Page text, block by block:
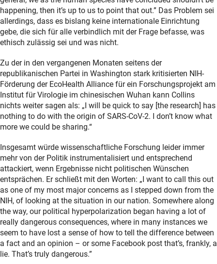
happening, then it’s up to us to point that out.” Das Problem sei
allerdings, dass es bislang keine internationale Einrichtung
gebe, die sich für alle verbindlich mit der Frage befasse, was
ethisch zulässig sei und was nicht.
Zu der in den vergangenen Monaten seitens der
republikanischen Partei in Washington stark kritisierten NIH-
Förderung der EcoHealth Alliance für ein Forschungsprojekt am
Institut für Virologie im chinesischen Wuhan kann Collins
nichts weiter sagen als: „I will be quick to say [the research] has
nothing to do with the origin of SARS-CoV-2. I don’t know what
more we could be sharing.“
Insgesamt würde wissenschaftliche Forschung leider immer
mehr von der Politik instrumentalisiert und entsprechend
attackiert, wenn Ergebnisse nicht politischen Wünschen
entsprächen. Er schließt mit den Worten: „I want to call this out
as one of my most major concerns as I stepped down from the
NIH, of looking at the situation in our nation. Somewhere along
the way, our political hyperpolarization began having a lot of
really dangerous consequences, where in many instances we
seem to have lost a sense of how to tell the difference between
a fact and an opinion – or some Facebook post that’s, frankly, a
lie. That’s truly dangerous.”